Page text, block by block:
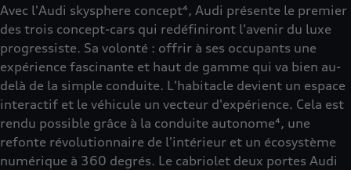
Avec l'Audi skysphere concept⁴, Audi présente le premier
des trois concept-cars qui redéfiniront l'avenir du luxe
progressiste. Sa volonté : offrir à ses occupants une
expérience fascinante et haut de gamme qui va bien au-
delà de la simple conduite. L'habitacle devient un espace
interactif et le véhicule un vecteur d'expérience. Cela est
rendu possible grâce à la conduite autonome⁴, une
refonte révolutionnaire de l'intérieur et un écosystème
numérique à 360 degrés. Le cabriolet deux portes Audi